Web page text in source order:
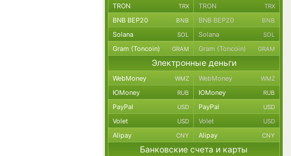
TRON TRX TRON TRX
BNB BEP20 BNB BNB BEP20 BNB
Solana SOL Solana SOL
Gram (Toncoin) GRAM Gram (Toncoin) GRAM
Электронные деньги
WebMoney WMZ WebMoney WMZ
ЮMoney RUB ЮMoney RUB
PayPal USD PayPal USD
Volet USD Volet USD
Alipay CNY Alipay CNY
Банковские счета и карты